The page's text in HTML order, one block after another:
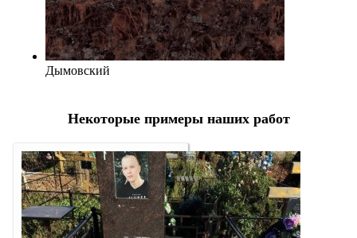
Дымовский
Некоторые примеры наших работ